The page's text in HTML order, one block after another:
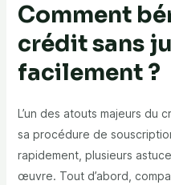
Comment
crédit sans
facilement ?
L’un des atouts majeurs du
sa procédure de
rapidement, plusieurs
œuvre. Tout d’abord,